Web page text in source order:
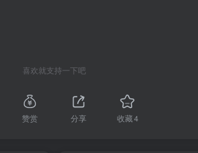
喜欢就支持一下吧
赞赏 分享 收藏4